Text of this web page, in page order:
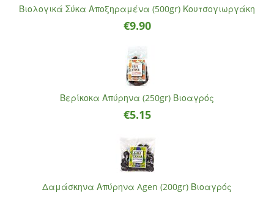
Βιολογικά Σύκα Αποξηραμένα (500gr) Κουτσογιωργάκη
€9.90
Βερίκοκα Απύρηνα (250gr) Βιοαγρός
€5.15
Δαμάσκηνα Απύρηνα Agen (200gr) Βιοαγρός